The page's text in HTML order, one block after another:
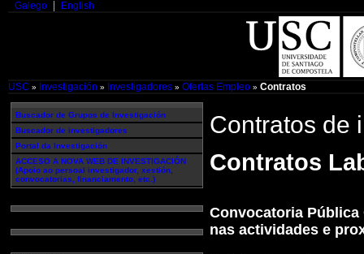
Galego English
USC » Investigación » Investigadores » Ofertas Empleo » Contratos
Buscador de Grupos de Investigación
Buscador de investigadores
Portal da Investigación
ACCESO A NOVA WEB DE INVESTIGACIÓN
(Apoio ao persoal investigador, xestión,
convocatorias, financiamento, etc.)
Contratos de
Contratos
Convocatoria Pública
nas actividades e